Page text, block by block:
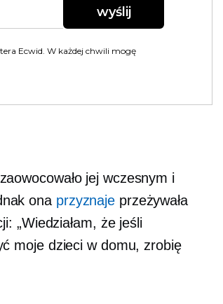
wyślij
Ecwid. W każdej chwili mogę
jej wczesnym i
ona przyznaje przeżywała
„Wiedziałam, że jeśli
moje dzieci w domu, zrobię